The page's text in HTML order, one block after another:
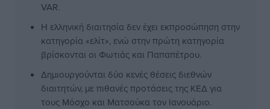
VAR.
Η ελληνική διαιτησία δεν έχει εκπροσώπηση στην
κατηγορία «ελίτ», ενώ στην πρώτη κατηγορία
βρίσκονται οι Φωτιάς και Παπαπέτρου.
Δημιουργούνται δύο κενές θέσεις διεθνών
διαιτητών, με πιθανές προτάσεις της ΚΕΔ για
τους Μόσχο και Ματσούκα τον Ιανουάριο.